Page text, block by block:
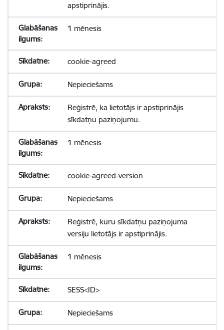
apstiprinājis.
1 mēnesis
cookie-agreed
Nepieciešams
Reģistrē, ka lietotājs ir apstiprinājis
sīkdatņu paziņojumu.
1 mēnesis
cookie-agreed-version
Nepieciešams
Reģistrē, kuru sīkdatņu paziņojuma
versiju lietotājs ir apstiprinājis.
1 mēnesis
SESS<ID>
Nepieciešams